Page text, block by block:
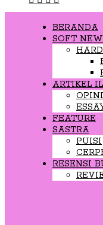
BERANDA
SOFT
ARTIKEL
OPINI
FEATURE
SASTRA
PUISI
RESENSI